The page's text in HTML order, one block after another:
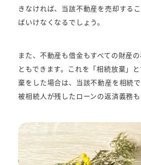
きなければ、当該不動産を売却する
ばいけなくなるでしょう。
また、不動産も借金もすべての財産
ともできます。これを「相続放棄」
棄をした場合は、当該不動産を相続で
被相続人が残したローンの返済義務も